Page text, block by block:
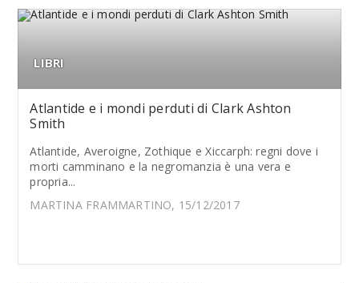
LIBRI
Atlantide e i mondi perduti di Clark Ashton
Smith
Atlantide, Averoigne, Zothique e Xiccarph: regni dove i
morti camminano e la negromanzia è una vera e
propria...
MARTINA FRAMMARTINO, 15/12/2017